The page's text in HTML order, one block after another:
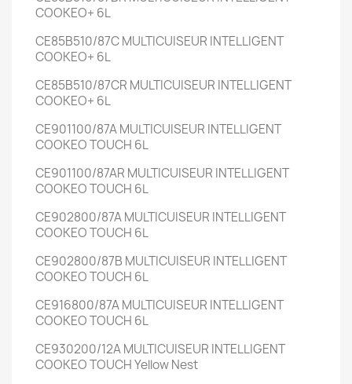
COOKEO+ 6L
CE85B510/87CMULTICUISEUR INTELLIGENT
COOKEO+ 6L
CE85B510/87CR MULTICUISEUR INTELLIGENT
COOKEO+ 6L
CE901100/87AMULTICUISEUR INTELLIGENT
COOKEO TOUCH 6L
CE901100/87AR MULTICUISEUR INTELLIGENT
COOKEO TOUCH 6L
CE902800/87AMULTICUISEUR INTELLIGENT
COOKEO TOUCH 6L
CE902800/87B MULTICUISEUR INTELLIGENT
COOKEO TOUCH 6L
CE916800/87AMULTICUISEUR INTELLIGENT
COOKEO TOUCH 6L
CE930200/12AMULTICUISEUR INTELLIGENT
COOKEO TOUCHYellow Nest